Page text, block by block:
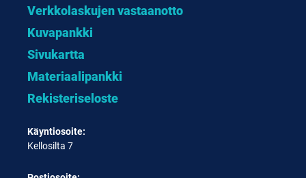
Verkkolaskujen vastaanotto
Kuvapankki
Sivukartta
Materiaalipankki
Rekisteriseloste
Käyntiosoite:
Kellosilta 7